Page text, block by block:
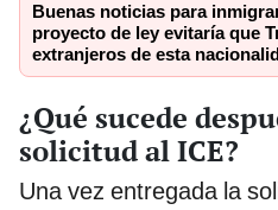
Buenas noticias para
proyecto de ley evitaría que
extranjeros de esta
¿Qué sucede
solicitud al ICE?
Una vez entregada la